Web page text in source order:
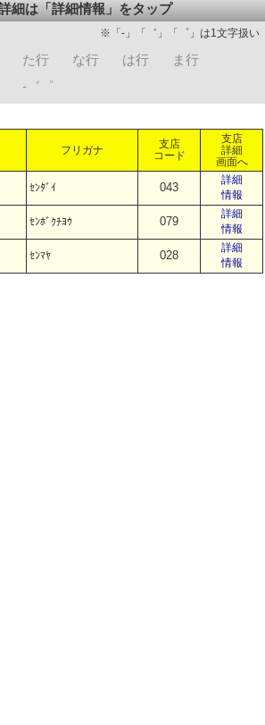
細は「詳細情報」をタップ
※「-」「゛」「゜」は1文字扱い
た行 な行 は行
ま行
-゛゜
フリガナ
支店
コード
支店
詳細
画面へ
ｾﾝﾀﾞｲ 043
詳細
情報
ｾﾝﾎﾞｸﾁﾖｳ 079
詳細
情報
ｾﾝﾏﾔ 028
詳細
情報